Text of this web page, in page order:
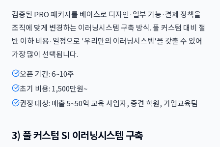
검증된 PRO 패키지를 베이스로 디자인·일부 기능·결제 정책을
조직에 맞게 변경하는 이러닝시스템 구축 방식. 풀 커스텀 대비 절
반 이하 비용·일정으로 '우리만의 이러닝시스템'을 갖출 수 있어
가장 많이 선택됩니다.
오픈 기간: 6~10주
초기 비용: 1,500만원~
권장 대상: 매출 5~50억 교육 사업자, 중견 학원, 기업교육팀
3) 풀 커스텀 SI 이러닝시스템 구축